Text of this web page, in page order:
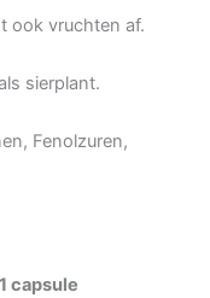
ook vruchten af.
sierplant.
Fenolzuren,
capsule